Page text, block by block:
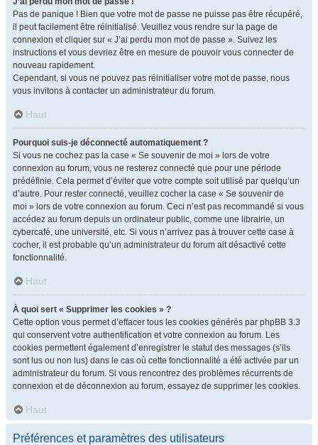
Pas de panique ! Bien que votre mot de passe ne puisse pas être récupéré,
il peut facilement être réinitialisé. Veuillez vous rendre sur la page de
connexion et cliquer sur « J’ai perdu mon mot de passe ». Suivez les
instructions et vous devriez être en mesure de pouvoir vous connecter de
nouveau rapidement.
Cependant, si vous ne pouvez pas réinitialiser votre mot de passe, nous
vous invitons à contacter un administrateur du forum.
Haut
Pourquoi suis-je déconnecté automatiquement ?
Si vous ne cochez pas la case « Se souvenir de moi » lors de votre
connexion au forum, vous ne resterez connecté que pour une période
prédéfinie. Cela permet d’éviter que votre compte soit utilisé par quelqu’un
d’autre. Pour rester connecté, veuillez cocher la case « Se souvenir de
moi » lors de votre connexion au forum. Ceci n’est pas recommandé si vous
accédez au forum depuis un ordinateur public, comme une librairie, un
cybercafé, une université, etc. Si vous n’arrivez pas à trouver cette case à
cocher, il est probable qu’un administrateur du forum ait désactivé cette
fonctionnalité.
Haut
À quoi sert « Supprimer les cookies » ?
Cette option vous permet d’effacer tous les cookies générés par phpBB 3.3
qui conservent votre authentification et votre connexion au forum. Les
cookies permettent également d’enregistrer le statut des messages (s’ils
sont lus ou non lus) dans le cas où cette fonctionnalité a été activée par un
administrateur du forum. Si vous rencontrez des problèmes récurrents de
connexion et de déconnexion au forum, essayez de supprimer les cookies.
Haut
Préférences et paramètres des utilisateurs